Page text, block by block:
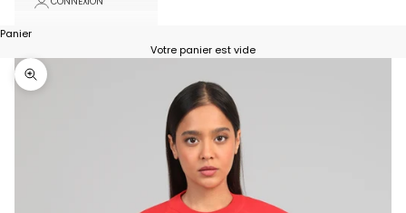
Panier
Votre panier est vide
Zoomer sur l'image